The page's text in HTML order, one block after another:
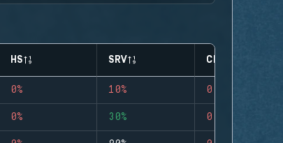
HS SRV CLUTCHES
0% 10% 0
0% 30% 0